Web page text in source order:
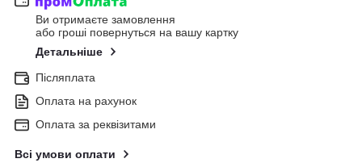
Ви отримаєте замовлення
або гроші повернуться на вашу картку
Детальніше
Післяплата
Оплата на рахунок
Оплата за реквізитами
Всі умови оплати